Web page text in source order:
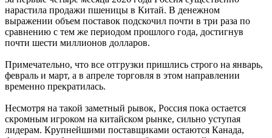
нарастила продажи пшеницы в Китай. В денежном
выражении объем поставок подскочил почти в три раза по
сравнению с тем же периодом прошлого года, достигнув
почти шести миллионов долларов.
Примечательно, что все отгрузки пришлись строго на январь,
февраль и март, а в апреле торговля в этом направлении
временно прекратилась.
Несмотря на такой заметный рывок, Россия пока остается
скромным игроком на китайском рынке, сильно уступая
лидерам. Крупнейшими поставщиками остаются Канада,